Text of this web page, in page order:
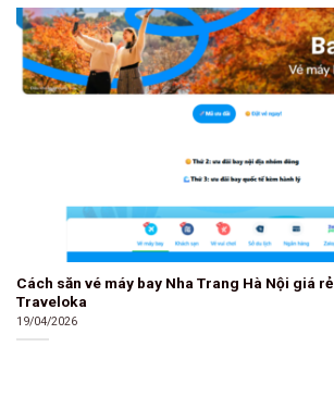
Cách săn vé máy bay Nha Trang Hà Nội giá
Traveloka
19/04/2026